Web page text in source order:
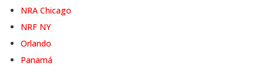
NRA Chicago
NRF NY
Orlando
Panamá